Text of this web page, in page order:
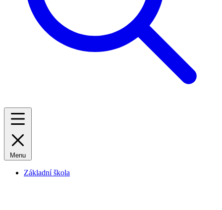
Menu
Základní škola